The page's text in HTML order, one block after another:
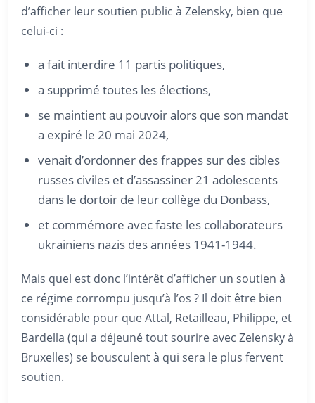
d’afficher leur soutien public à Zelensky, bien que
celui-ci :
a fait interdire 11 partis politiques,
a supprimé toutes les élections,
se maintient au pouvoir alors que son mandat
a expiré le 20 mai 2024,
venait d’ordonner des frappes sur des cibles
russes civiles et d’assassiner 21 adolescents
dans le dortoir de leur collège du Donbass,
et commémore avec faste les collaborateurs
ukrainiens nazis des années 1941-1944.
Mais quel est donc l’intérêt d’afficher un soutien à
ce régime corrompu jusqu’à l’os ? Il doit être bien
considérable pour que Attal, Retailleau, Philippe, et
Bardella (qui a déjeuné tout sourire avec Zelensky à
Bruxelles) se bousculent à qui sera le plus fervent
soutien.